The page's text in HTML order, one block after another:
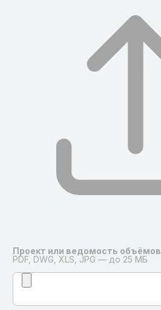
Проект или ведомость объёмов
PDF, DWG, XLS, JPG — до 25 МБ